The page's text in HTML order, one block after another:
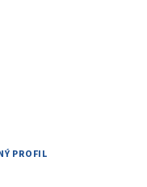
PROFIL